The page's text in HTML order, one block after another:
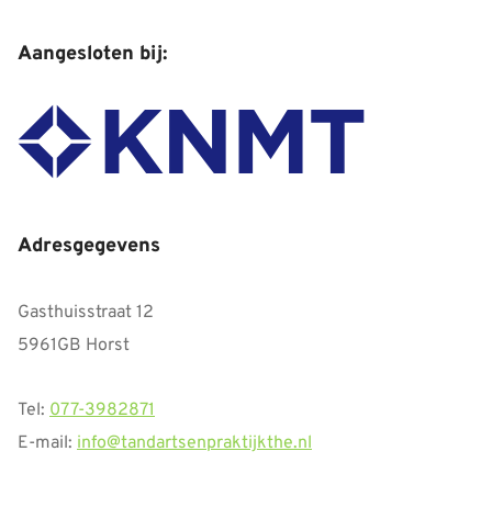
Aangesloten bij:
Adresgegevens
Gasthuisstraat 12
5961GB Horst
Tel: 077-3982871
E-mail: info@tandartsenpraktijkthe.nl